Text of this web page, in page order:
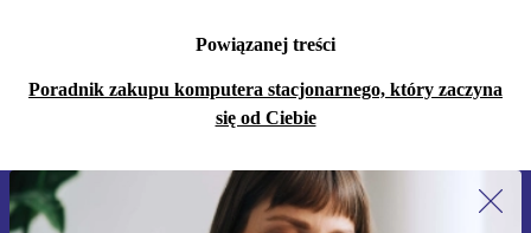
Powiązanej treści
Poradnik zakupu komputera stacjonarnego, który zaczyna
się od Ciebie
Zapisz się na nasz newsletter!